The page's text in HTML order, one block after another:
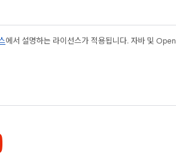
에서 설명하는 라이선스가 적용됩니다. 자바 및